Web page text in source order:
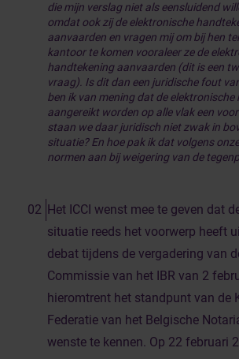
die mijn verslag niet als eensluidend
omdat ook zij de elektronische
aanvaarden en vragen mij om bij hen
kantoor te komen vooraleer ze de
handtekening aanvaarden (dit is een
vraag). Is dit dan een juridische fout
ben ik van mening dat de elektronische
aangereikt worden op alle vlak een
staan we daar juridisch niet zwak in
situatie? En hoe pak ik dat volgens
normen aan bij weigering van de
Het ICCI wenst mee te geven dat
situatie reeds het voorwerp heeft
debat tijdens de vergadering van
Commissie van het IBR van 2
hieromtrent het standpunt van de
Federatie van het Belgische
wenste te kennen. Op 22 februari